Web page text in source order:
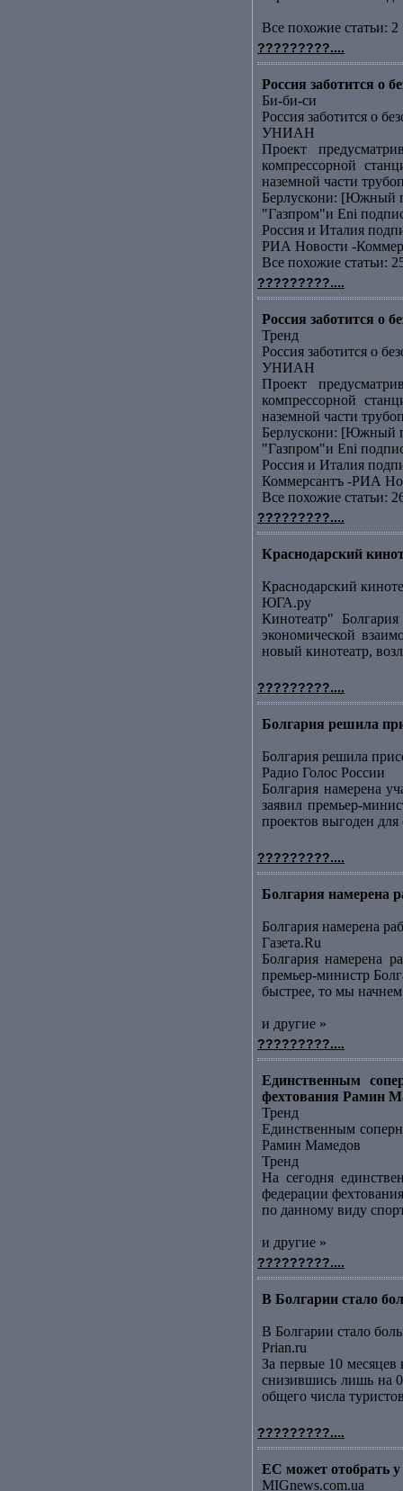
Все похожие статьи: 2
?????????....
Россия заботится о
Би-би-си
Россия заботится о
УНИАН
Проект
компрессорной
наземной части
Берлускони: [Южный
"Газпром"и Еni
Россия и Италия
РИА Новости -
Все похожие статьи:
?????????....
Россия заботится о
Тренд
Россия заботится о
УНИАН
Проект
компрессорной
наземной части
Берлускони: [Южный
"Газпром"и Еni
Россия и Италия
Коммерсантъ -РИА
Все похожие статьи:
?????????....
Краснодарский
Краснодарский
ЮГА.ру
Кинотеатр"
экономической
новый кинотеатр,
?????????....
Болгария решила
Болгария решила
Радио Голос России
Болгария намерена
заявил премьер-
проектов выгоден
?????????....
Болгария намерена
Болгария намерена
Газета.Ru
Болгария намерена
премьер-министр
быстрее, то мы
и другие »
?????????....
Единственным
фехтования Рамин
Тренд
Единственным
Рамин Мамедов
Тренд
На сегодня
федерации
по данному виду
и другие »
?????????....
В Болгарии стало
В Болгарии стало
Prian.ru
За первые 10
снизившись лишь на
общего числа
?????????....
ЕС может отобрать
MIGnews.com.ua